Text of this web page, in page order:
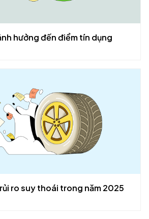
hưởng đến điểm tín dụng
ro suy thoái trong năm 2025